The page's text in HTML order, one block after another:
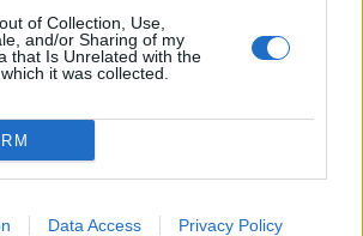
of Collection, Use,
and/or Sharing of my
that Is Unrelated with the
it was collected.
Data Access Privacy Policy
aktivní: 19.12.2014 04:02
Počet přátel: 2
Profil zobrazen: 40x
Oblibené místnosti
diskuze